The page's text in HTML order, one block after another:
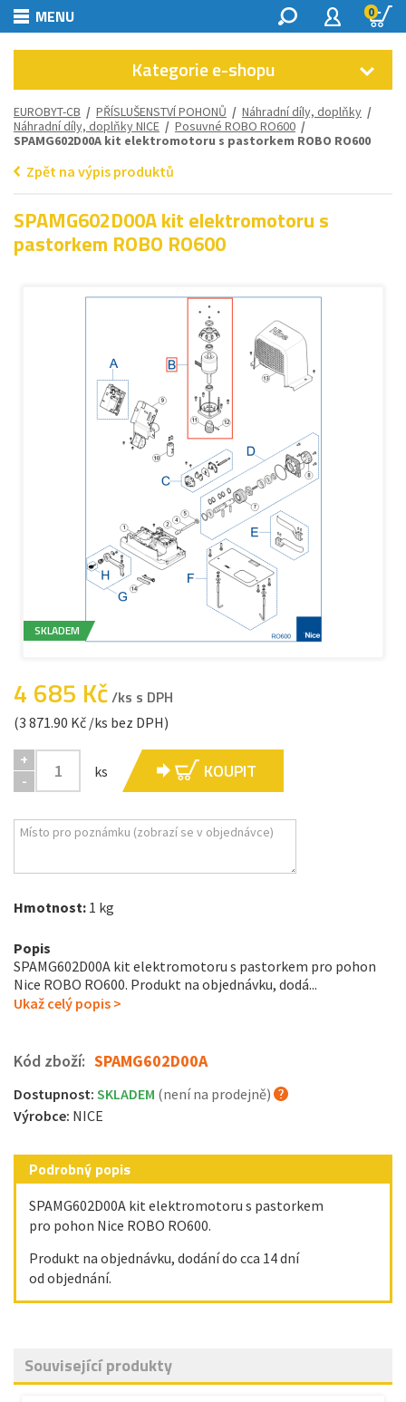
MENU 0
Kategorie e-shopu
EUROBYT-CB / PŘÍSLUŠENSTVÍ POHONŮ / Náhradní díly, doplňky /
Náhradní díly, doplňky NICE / Posuvné ROBO RO600 /
SPAMG602D00A kit elektromotoru s pastorkem ROBO RO600
Zpět na výpis produktů
SPAMG602D00A kit elektromotoru s
pastorkem ROBO RO600
SKLADEM
4 685 Kč/ks s DPH
(3 871.90 Kč /ks bez DPH)
+
-
ks KOUPIT
Hmotnost: 1 kg
Popis
SPAMG602D00A kit elektromotoru s pastorkem pro pohon
Nice ROBO RO600. Produkt na objednávku, dodá...
Ukaž celý popis >
Kód zboží: SPAMG602D00A
Dostupnost: SKLADEM (není na prodejně)
Výrobce: NICE
Podrobný popis
SPAMG602D00A kit elektromotoru s pastorkem
pro pohon Nice ROBO RO600.
Produkt na objednávku, dodání do cca 14 dní
od objednání.
Související produkty